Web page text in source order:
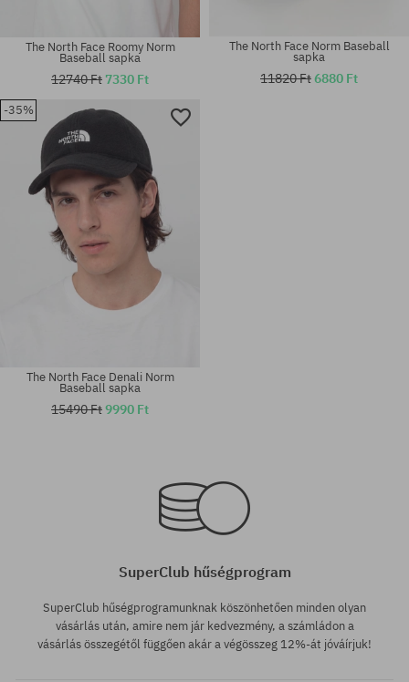
univerzális méret
The North Face Roomy Norm
Baseball sapka
12740 Ft 7330 Ft
The North Face Norm Baseball
sapka
11820 Ft6880 Ft
-35%
The North Face Denali Norm
Baseball sapka
15490 Ft9990 Ft
SuperClub hűségprogram
SuperClub hűségprogramunknak köszönhetően minden olyan
vásárlás után, amire nem jár kedvezmény, a számládon a
vásárlás összegétől függően akár a végösszeg 12%-át jóváírjuk!